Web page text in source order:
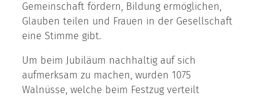
Gemeinschaft fördern, Bildung ermöglichen,
Glauben teilen und Frauen in der Gesellschaft
eine Stimme gibt.
Um beim Jubiläum nachhaltig auf sich
aufmerksam zu machen, wurden 1075
Walnüsse, welche beim Festzug verteilt